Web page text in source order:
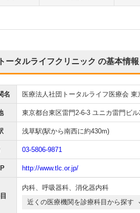
ータルライフクリニック の基本情報
名 医療法人社団トータルライフ医療会
東京都台東区雷門2-6-3 ユニカ雷門ビ
浅草駅(駅から南西に約430m)
03-5806-9871
http://www.tlc.or.jp/
内科、 呼吸器科、 消化器内科
近くの医療機関を診療科目から探す